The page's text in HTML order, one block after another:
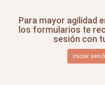
Para mayor agilidad
los formularios te
sesión con
Iniciar